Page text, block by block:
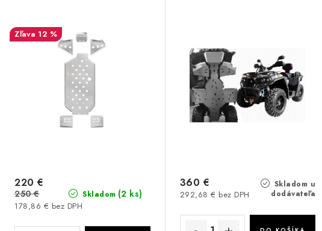
12 %
Skladom (2 ks)
178,86 € bez DPH
220 €
250 €
Skladom u
dodávateľa
292,68 € bez DPH
360 €